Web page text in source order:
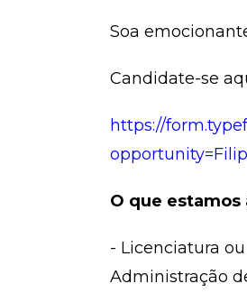
Soa
Candidate-se
https://
O que estamos
- Licenciatura
Administração